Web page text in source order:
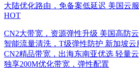
大陆优化路由，免备案低延迟 美国云
HOT
CN2大带宽，资源弹性升级 美国高防
智能流量清洗，T级弹性防护 新加坡云
CN2精品带宽，出海东南亚优选 轻量
独享200M优化带宽，弹性配置